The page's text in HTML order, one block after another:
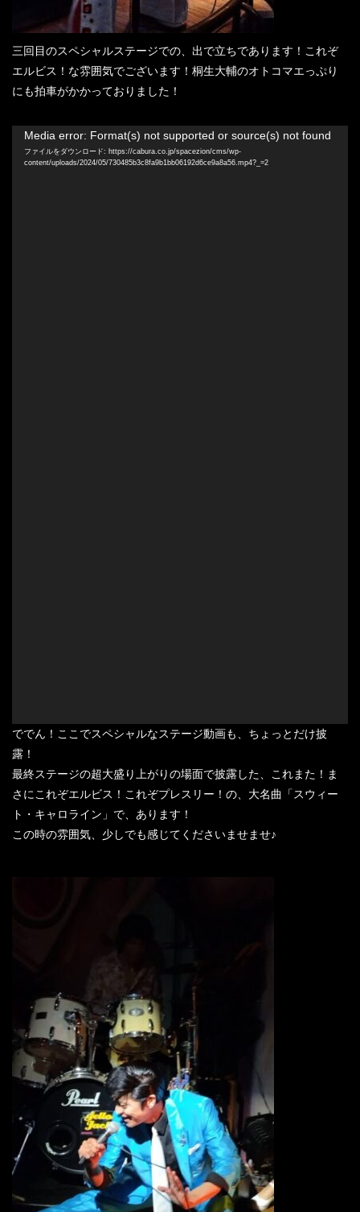
三回目のスペシャルステージでの、出で立ちであります！これぞ
エルビス！な雰囲気でございます！桐生大輔のオトコマエっぷり
にも拍車がかかっておりました！
Media error: Format(s) not supported or source(s) not found
ファイルをダウンロード: https://cabura.co.jp/spacezion/cms/wp-
content/uploads/2024/05/730485b3c8fa9b1bb06192d6ce9a8a56.mp4?_=2
ででん！ここでスペシャルなステージ動画も、ちょっとだけ披
露！
最終ステージの超大盛り上がりの場面で披露した、これまた！ま
さにこれぞエルビス！これぞプレスリー！の、大名曲「スウィー
ト・キャロライン」で、あります！
この時の雰囲気、少しでも感じてくださいませませ♪